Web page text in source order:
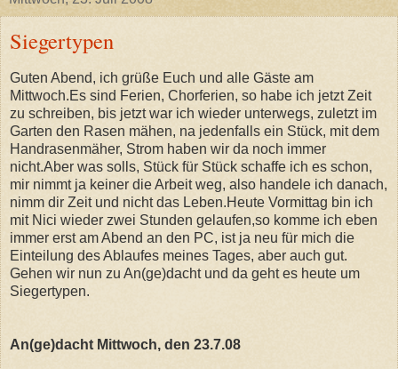
Siegertypen
Guten Abend, ich grüße Euch und alle Gäste am
Mittwoch.Es sind Ferien, Chorferien, so habe ich jetzt Zeit
zu schreiben, bis jetzt war ich wieder unterwegs, zuletzt im
Garten den Rasen mähen, na jedenfalls ein Stück, mit dem
Handrasenmäher, Strom haben wir da noch immer
nicht.Aber was solls, Stück für Stück schaffe ich es schon,
mir nimmt ja keiner die Arbeit weg, also handele ich danach,
nimm dir Zeit und nicht das Leben.Heute Vormittag bin ich
mit Nici wieder zwei Stunden gelaufen,so komme ich eben
immer erst am Abend an den PC, ist ja neu für mich die
Einteilung des Ablaufes meines Tages, aber auch gut.
Gehen wir nun zu An(ge)dacht und da geht es heute um
Siegertypen.
An(ge)dacht Mittwoch, den 23.7.08